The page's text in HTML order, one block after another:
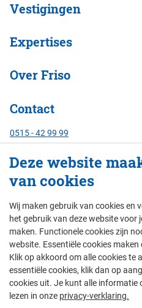
Vestigingen
Expertises
Over Friso
Contact
0515 - 42 99 99
Alle contactgegevens
24/7 bereikbaar:
088 - 429 00 00
© Friso
colofon privacy
Deze website
van cookies
Wij maken gebruik van cookies en
het gebruik van deze website voor
maken. Functionele cookies zijn
website. Essentiële cookies
Klik op akkoord om alle cookies te
essentiële cookies, klik dan op
cookies uit. Je kunt alle informatie
lezen in onze privacy-verklaring.